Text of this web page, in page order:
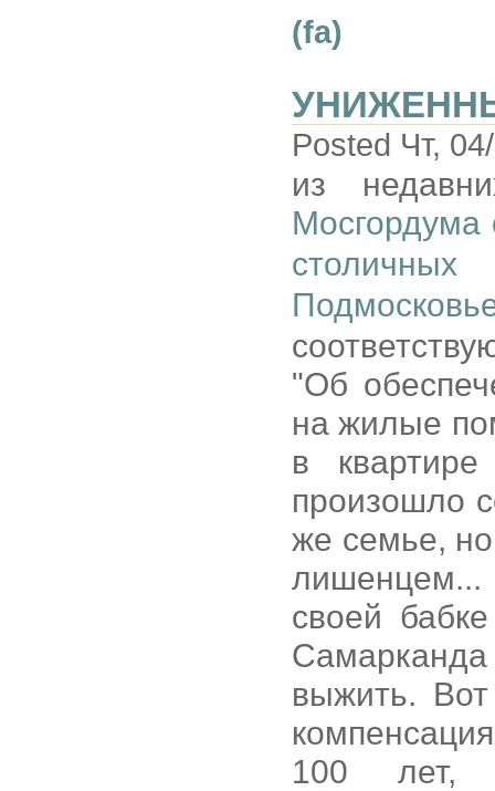
(fa)
Posted Чт,
из
Мосгордума
"Об
на жилые
в
произошло
же семье,
своей
выжить.
100 лет,